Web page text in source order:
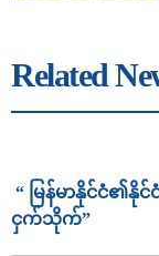
Related
“ မြန်မာနိုင်ငံ၏
ငှက်သိုက်”